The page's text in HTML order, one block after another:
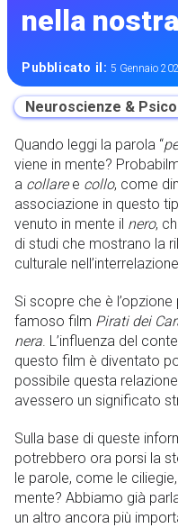
nella
Pubblicato il:5 Gennaio
Neuroscienze &
Quando leggi la parola “
viene in mente?
a collaree collo, come
associazione in questo
venuto in mente il nero,
di studi che mostrano la
culturale
Si scopre che è
famoso film Pirati dei
nera. L’influenza del
questo film è diventato
possibile questa
avessero un significato
Sulla base di queste
potrebbero ora porsi la
le parole, come le
mente? Abbiamo già
un altro ancora più